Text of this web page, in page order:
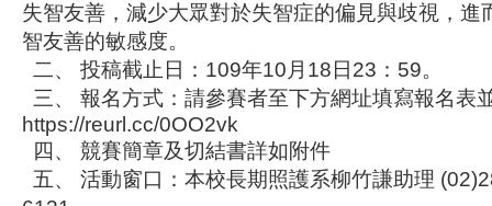
失智友善，減少大眾對於失智症的偏見與歧視，進
智友善的敏感度。
二、 投稿截止日：109年10月18日23：59。
三、 報名方式：請參賽者至下方網址填寫報名表
https://reurl.cc/0OO2vk
四、 競賽簡章及切結書詳如附件
五、 活動窗口：本校長期照護系柳竹謙助理